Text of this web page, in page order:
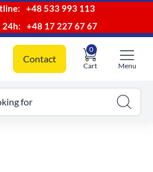
+48 533 993 113
24h:
+48 17 227 67 67
Contact
Cart
0
Menu
for